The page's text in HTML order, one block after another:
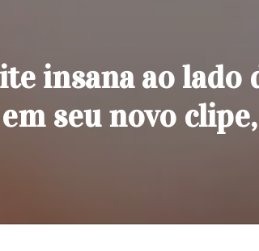
insana ao lado
seu novo clipe,